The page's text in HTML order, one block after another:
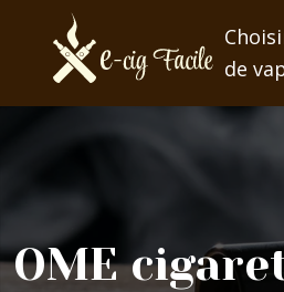
de
OME